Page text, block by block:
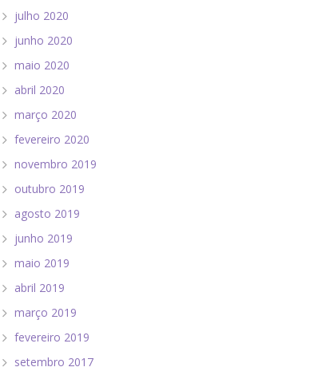
julho 2020
junho 2020
maio 2020
abril 2020
março 2020
fevereiro 2020
novembro 2019
outubro 2019
agosto 2019
junho 2019
maio 2019
abril 2019
março 2019
fevereiro 2019
setembro 2017